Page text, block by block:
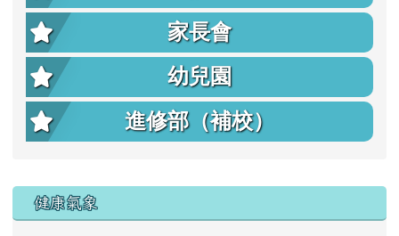
家長會
幼兒園
進修部（補校）
右邊區域內容
健康氣象